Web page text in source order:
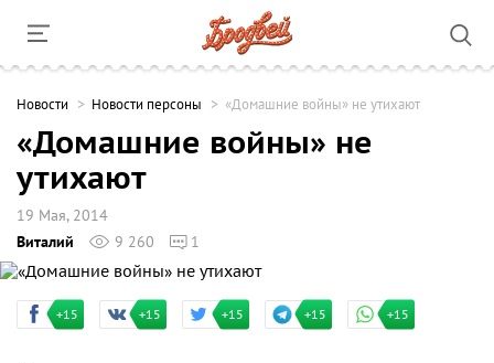
Новости Новости персоны «Домашние войны» не утихают
«Домашние войны» не
утихают
19 Мая, 2014
Виталий
9 260 1
+15 +15 +15 +15 +15